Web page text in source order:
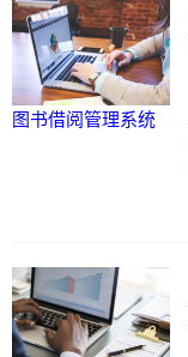
图书借阅管理系统